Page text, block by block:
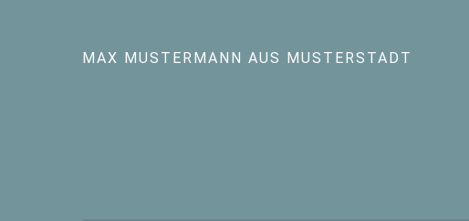
MAX MUSTERMANN AUS MUSTERSTADT